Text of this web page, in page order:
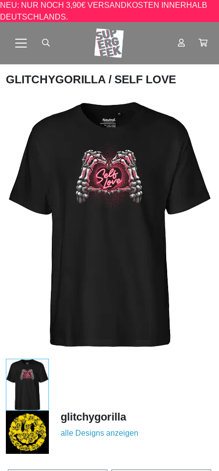
NEU: NUR NOCH 3,90€ VERSANDKOSTEN INNERHALB
DEUTSCHLANDS.
GLITCHYGORILLA / SELF LOVE
glitchygorilla
alle Designs anzeigen